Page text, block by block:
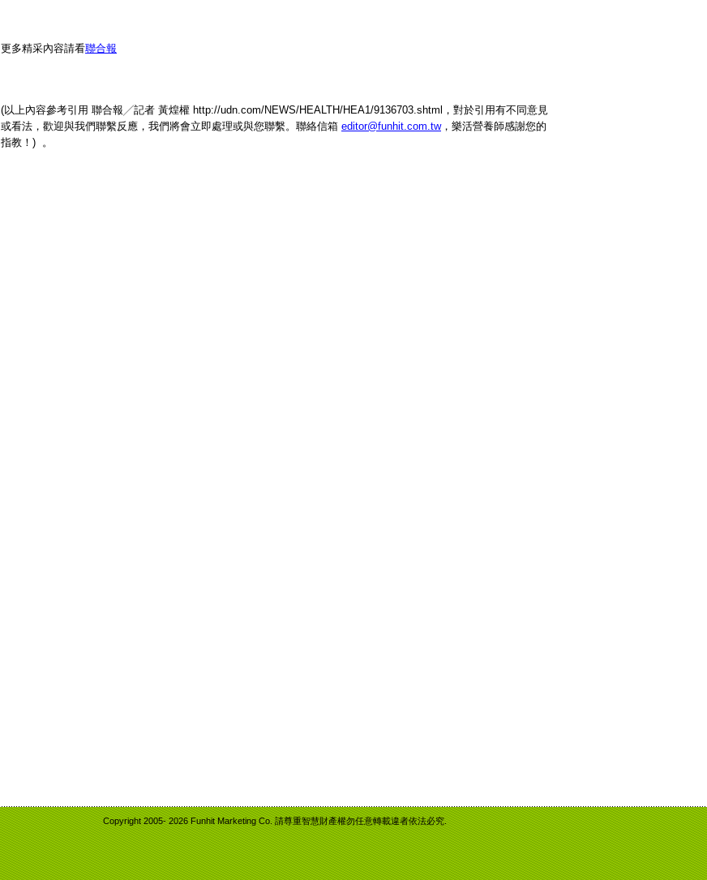
更多精采內容請看聯合報
(以上內容參考引用 聯合報╱記者 黃煌權 http://udn.com/NEWS/HEALTH/HEA1/9136703.shtml，對於引用有不同意見
或看法，歡迎與我們聯繫反應，我們將會立即處理或與您聯繫。聯絡信箱 editor@funhit.com.tw，樂活營養師感謝您的
指教！) 。
Copyright 2005-2026 Funhit Marketing Co. 請尊重智慧財產權勿任意轉載違者依法必究.